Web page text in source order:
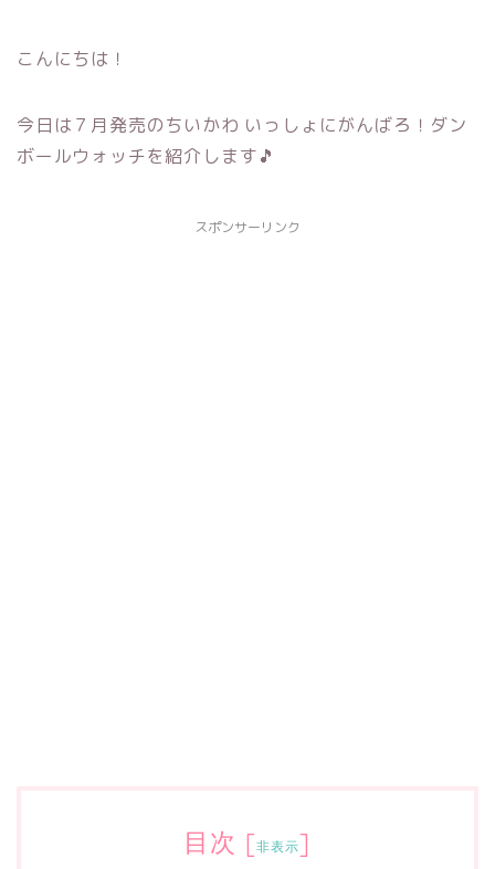
こんにちは！
今日は７月発売のちいかわ いっしょにがんばろ！ダン
ボールウォッチを紹介します🎵
スポンサーリンク
目次 [非表示]